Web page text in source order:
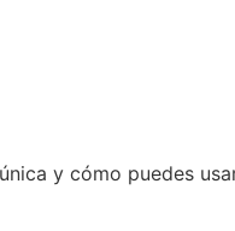
y cómo puedes